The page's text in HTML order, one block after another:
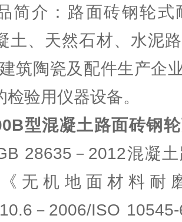
简介：路面砖钢轮
土、天然石材、水泥
筑陶瓷及配件生产企
检验用仪器设备。
型混凝土路面砖钢
28635－2012混凝
《无机地面材料耐
－ 2006/ISO